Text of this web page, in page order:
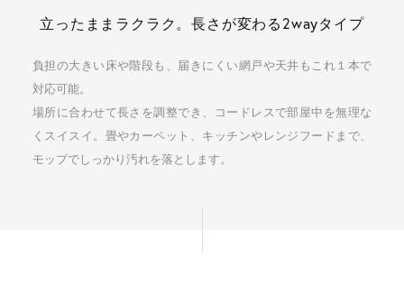
立ったままラクラク。長さが変わる2wayタイプ
負担の大きい床や階段も、届きにくい網戸や天井もこれ１本で
対応可能。
場所に合わせて長さを調整でき、コードレスで部屋中を無理な
くスイスイ。 畳やカーペット、キッチンやレンジフードまで、
モップでしっかり汚れを落とします。